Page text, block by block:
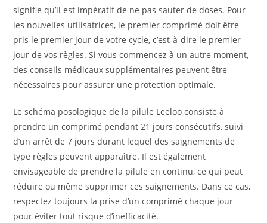
signifie qu’il est impératif de ne pas sauter de doses. Pour
les nouvelles utilisatrices, le premier comprimé doit être
pris le premier jour de votre cycle, c’est-à-dire le premier
jour de vos règles. Si vous commencez à un autre moment,
des conseils médicaux supplémentaires peuvent être
nécessaires pour assurer une protection optimale.
Le schéma posologique de la pilule Leeloo consiste à
prendre un comprimé pendant 21 jours consécutifs, suivi
d’un arrêt de 7 jours durant lequel des saignements de
type règles peuvent apparaître. Il est également
envisageable de prendre la pilule en continu, ce qui peut
réduire ou même supprimer ces saignements. Dans ce cas,
respectez toujours la prise d’un comprimé chaque jour
pour éviter tout risque d’inefficacité.